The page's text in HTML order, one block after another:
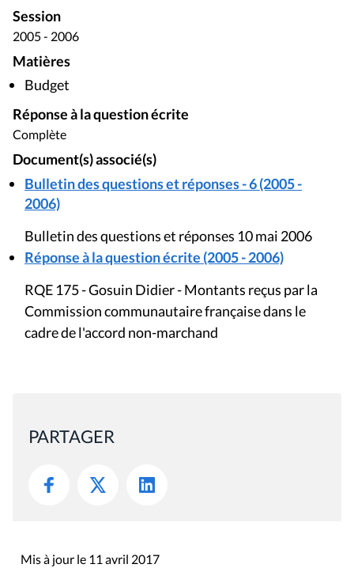
Session
2005 - 2006
Matières
Budget
Réponse à la question écrite
Complète
Document(s) associé(s)
Bulletin des questions et réponses - 6 (2005 -
2006)
Bulletin des questions et réponses 10 mai 2006
Réponse à la question écrite (2005 - 2006)
RQE 175 - Gosuin Didier - Montants reçus par la
Commission communautaire française dans le
cadre de l'accord non-marchand
PARTAGER
Mis à jour le 11 avril 2017